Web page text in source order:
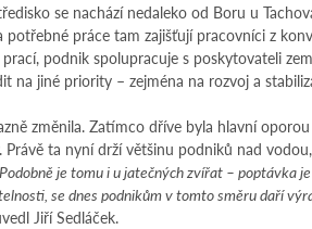
se nachází nedaleko od Boru u
práce tam zajišťují pracovníci z
podnik spolupracuje s poskytovateli
jiné priority – zejména na rozvoj a
změnila. Zatímco dříve byla hlavní
ta nyní drží většinu podniků nad
je tomu i u jatečných zvířat – poptávka
se dnes podnikům v tomto směru daří
Jiří Sedláček.